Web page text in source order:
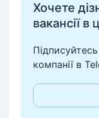
Хочете
вакансії в
компанії в